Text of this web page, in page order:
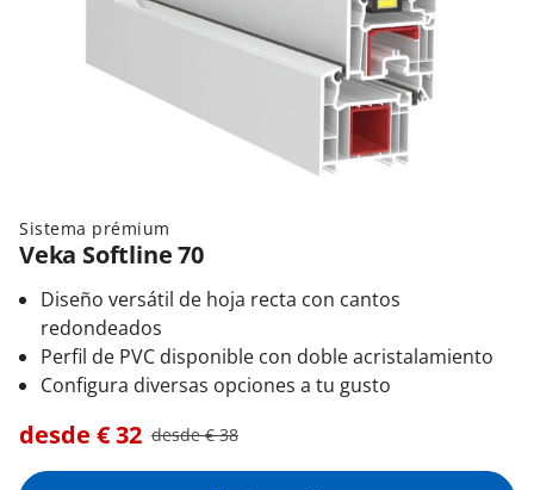
Sistema prémium
Veka Softline 70
Diseño versátil de hoja recta con cantos
redondeados
Perfil de PVC disponible con doble acristalamiento
Configura diversas opciones a tu gusto
desde €32 desde €38